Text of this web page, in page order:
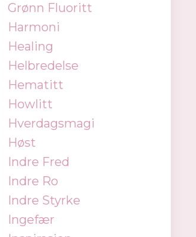
Grønn Fluoritt
Harmoni
Healing
Helbredelse
Hematitt
Howlitt
Hverdagsmagi
Høst
Indre Fred
Indre Ro
Indre Styrke
Ingefær